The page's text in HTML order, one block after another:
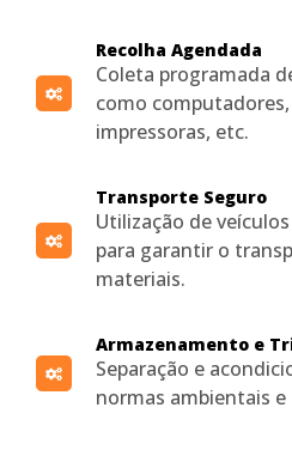
Recolha Agendada
Coleta programada
como
impressoras, etc.
Transporte Seguro
Utilização de
para garantir o
materiais.
Armazenamento e
Separação e
normas ambientais e